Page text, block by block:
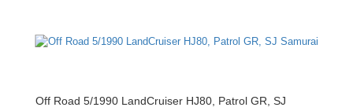
Off Road 5/1990 LandCruiser HJ80, Patrol GR, SJ